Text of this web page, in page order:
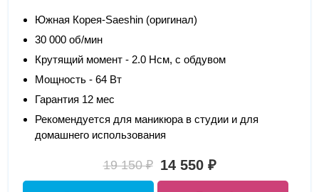
Южная Корея-Saeshin (оригинал)
30 000 об/мин
Крутящий момент - 2.0 Нсм, с обдувом
Мощность - 64 Вт
Гарантия 12 мес
Рекомендуется для маникюра в студии и для
домашнего использования
19 150 ₽ 14 550 ₽